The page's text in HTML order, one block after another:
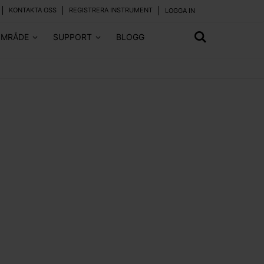
KONTAKTA OSS REGISTRERA INSTRUMENT LOGGA IN
SUPPORT BLOGG